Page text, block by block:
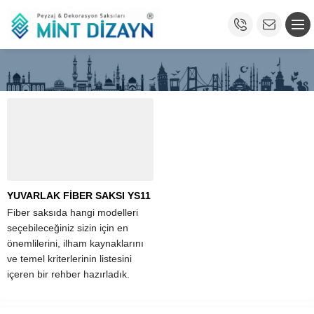
YUVARLAK FİBER SAKSI YS11
Fiber saksıda hangi modelleri
seçebileceğiniz sizin için en
önemlilerini, ilham kaynaklarını
ve temel kriterlerinin listesini
içeren bir rehber hazırladık.